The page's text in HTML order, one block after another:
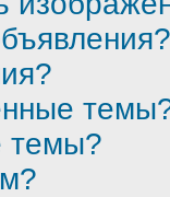
темы?